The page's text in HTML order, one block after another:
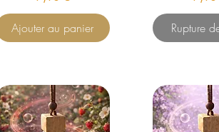
Ajouter au panier Rupture